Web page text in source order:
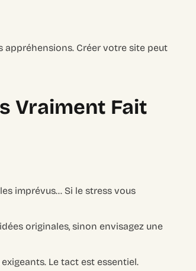
appréhensions. Créer votre site peut
Vraiment Fait
imprévus… Si le stress vous
originales, sinon envisagez une
Le tact est essentiel.